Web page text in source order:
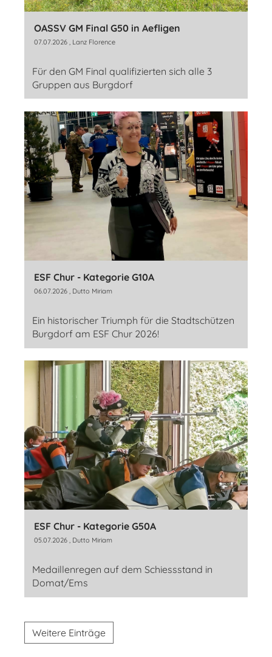
OASSV GM Final G50 in Aefligen
07.07.2026 , Lanz Florence
Für den GM Final qualifizierten sich alle 3
Gruppen aus Burgdorf
ESF Chur - Kategorie G10A
06.07.2026 , Dutto Miriam
Ein historischer Triumph für die Stadtschützen
Burgdorf am ESF Chur 2026!
ESF Chur - Kategorie G50A
05.07.2026 , Dutto Miriam
Medaillenregen auf dem Schiessstand in
Domat/Ems
Weitere Einträge